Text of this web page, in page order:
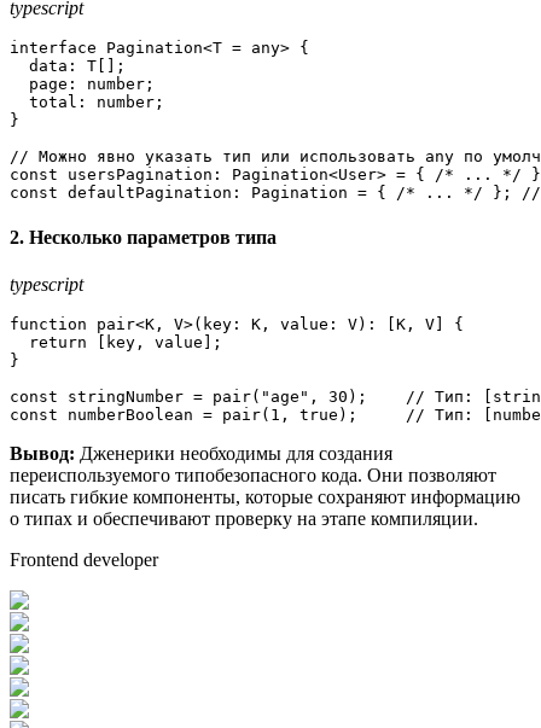
typescript
interface Pagination<T = any> {
data : T[];
page : number;
total : number;
}
// Можно явно указать тип или использовать any по
const
usersPagination : Pagination<User> = {
/* ... */
const defaultPagination : Pagination = { /* ... */ }; //
2. Несколько параметров типа
typescript
function pair<K, V>( key : K, value : V): [K, V] {
return [key, value];
}
const stringNumber = pair( "age" , 30 ); // Тип:
const numberBoolean = pair( 1 , true ); // Тип:
Вывод: Дженерики необходимы для создания
переиспользуемого типобезопасного кода. Они позволяют
писать гибкие компоненты, которые сохраняют информацию
о типах и обеспечивают проверку на этапе компиляции.
Frontend developer